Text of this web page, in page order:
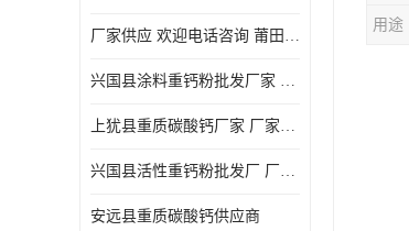
厂家供应 欢迎电话咨询 莆田高白度重钙粉厂家
兴国县涂料重钙粉批发厂家 厂家供应 欢迎电话咨询
上犹县重质碳酸钙厂家 厂家供应 欢迎电话咨询
兴国县活性重钙粉批发厂 厂家供应 欢迎电话咨询
安远县重质碳酸钙供应商
用途